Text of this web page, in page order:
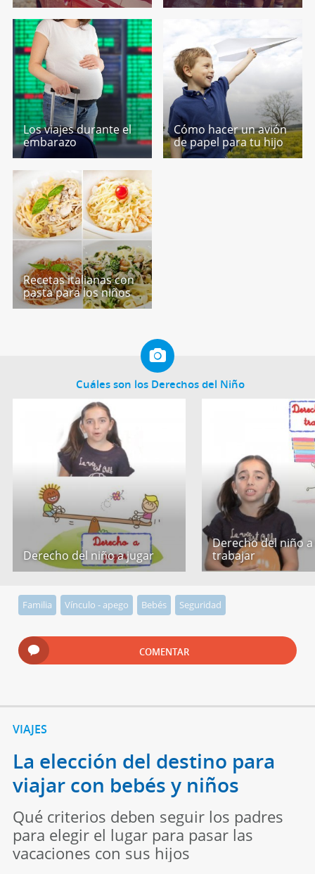
Los viajes durante el
embarazo
Cómo hacer un avión
de papel para tu hijo
Recetas italianas con
pasta para los niños
Cuáles son los Derechos del Niño
Derecho del niño a jugar
Derecho del niño
trabajar
Familia Vínculo - apego Bebés Seguridad
COMENTAR
VIAJES
La elección del destino para
viajar con bebés y niños
Qué criterios deben seguir los padres
para elegir el lugar para pasar las
vacaciones con sus hijos